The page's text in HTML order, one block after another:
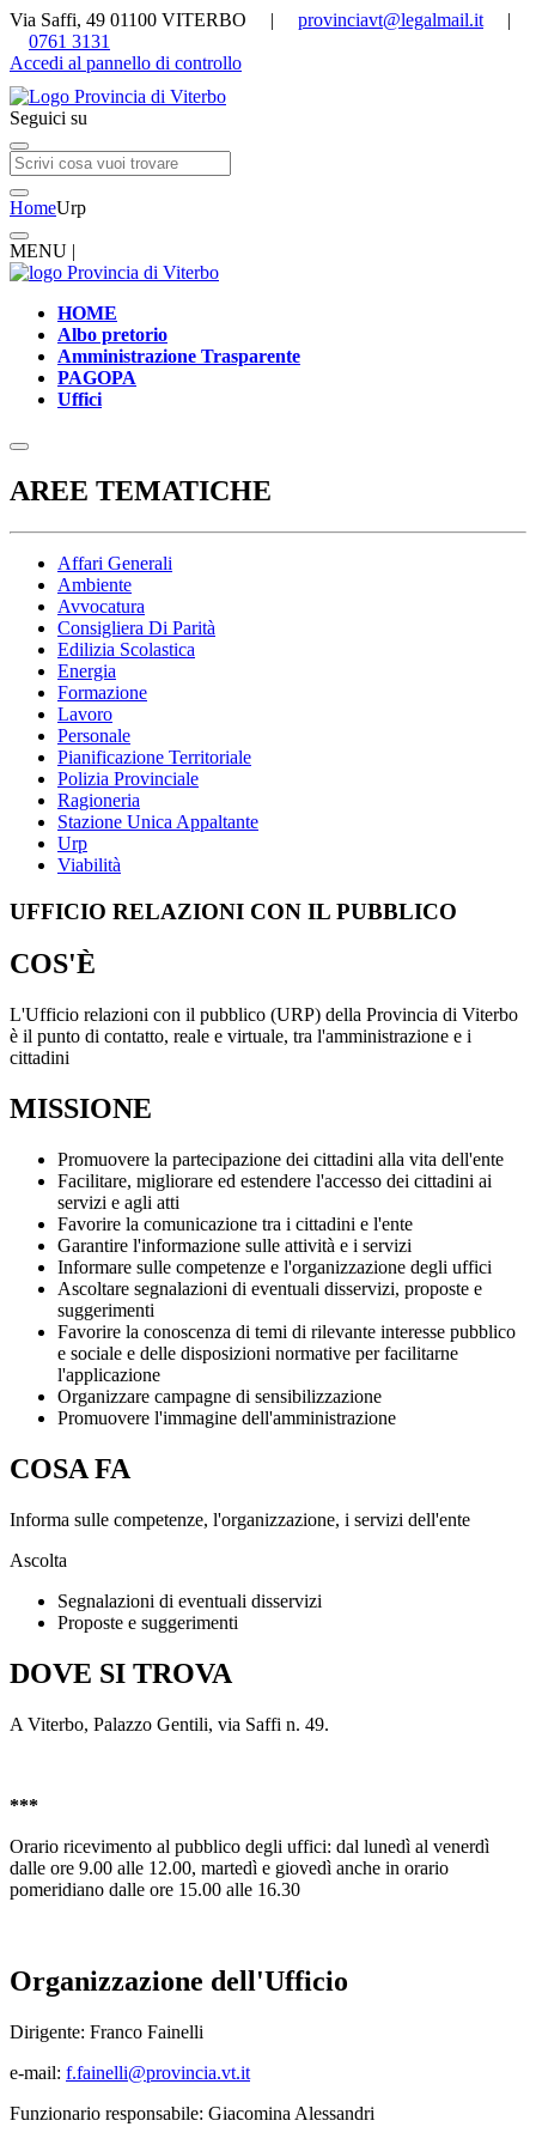
Via Saffi, 49 01100 VITERBO | provinciavt@legalmail.it |
0761 3131
Accedi al pannello di controllo
Seguici su
HomeUrp
MENU |
HOME
Albo pretorio
Amministrazione Trasparente
PAGOPA
Uffici
AREE TEMATICHE
Affari Generali
Ambiente
Avvocatura
Consigliera Di Parità
Edilizia Scolastica
Energia
Formazione
Lavoro
Personale
Pianificazione Territoriale
Polizia Provinciale
Ragioneria
Stazione Unica Appaltante
Urp
Viabilità
UFFICIO RELAZIONI CON IL PUBBLICO
COS'È
L'Ufficio relazioni con il pubblico (URP) della Provincia di Viterbo
è il punto di contatto, reale e virtuale, tra l'amministrazione e i
cittadini
MISSIONE
Promuovere la partecipazione dei cittadini alla vita dell'ente
Facilitare, migliorare ed estendere l'accesso dei cittadini ai
servizi e agli atti
Favorire la comunicazione tra i cittadini e l'ente
Garantire l'informazione sulle attività e i servizi
Informare sulle competenze e l'organizzazione degli uffici
Ascoltare segnalazioni di eventuali disservizi, proposte e
suggerimenti
Favorire la conoscenza di temi di rilevante interesse pubblico
e sociale e delle disposizioni normative per facilitarne
l'applicazione
Organizzare campagne di sensibilizzazione
Promuovere l'immagine dell'amministrazione
COSA FA
Informa sulle competenze, l'organizzazione, i servizi dell'ente
Ascolta
Segnalazioni di eventuali disservizi
Proposte e suggerimenti
DOVE SI TROVA
A Viterbo, Palazzo Gentili, via Saffi n. 49.
***
Orario ricevimento al pubblico degli uffici: dal lunedì al venerdì
dalle ore 9.00 alle 12.00, martedì e giovedì anche in orario
pomeridiano dalle ore 15.00 alle 16.30
Organizzazione dell'Ufficio
Dirigente: Franco Fainelli
e-mail: f.fainelli@provincia.vt.it
Funzionario responsabile: Giacomina Alessandri